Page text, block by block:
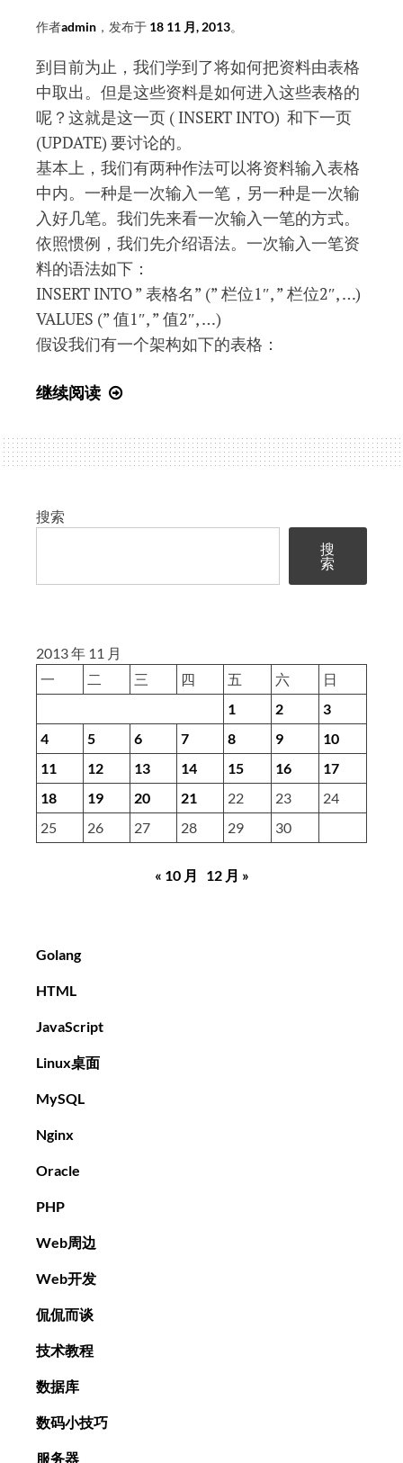
邮
作者admin ，发布于 18 11 月, 2013。
到目前为止，我们学到了将如何把资料由表格
中取出。但是这些资料是如何进入这些表格的
呢？这就是这一页 ( INSERT INTO) 和下一页
(UPDATE) 要讨论的。
基本上，我们有两种作法可以将资料输入表格
中内。一种是一次输入一笔，另一种是一次输
入好几笔。我们先来看一次输入一笔的方式。
依照惯例，我们先介绍语法。一次输入一笔资
料的语法如下：
INSERT INTO ” 表格名” (” 栏位1″, ” 栏位2″, …)
VALUES (” 值1″, ” 值2″, …)
假设我们有一个架构如下的表格：
继续阅读
门
教
搜索
搜
索
2013 年 11 月
一
二 三 四 五 六
日
1
2
3
4
5 6 7 8 9
10
11
12 13 14 15 16
17
18
19 20 21 22 23
24
25
26 27 28 29 30
« 10 月 12 月 »
Golang
HTML
JavaScript
Linux桌面
MySQL
Nginx
Oracle
PHP
Web周边
Web开发
侃侃而谈
技术教程
数据库
数码小技巧
服务器